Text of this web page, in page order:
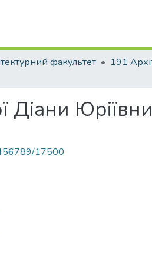
факультет
Діани Юріївни
17500